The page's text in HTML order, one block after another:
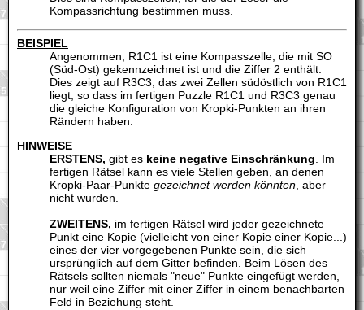
Kompassrichtung bestimmen muss.
BEISPIEL
Angenommen, R1C1 ist eine Kompasszelle, die mit SO
(Süd-Ost) gekennzeichnet ist und die Ziffer 2 enthält.
Dies zeigt auf R3C3, das zwei Zellen südöstlich von R1C1
liegt, so dass im fertigen Puzzle R1C1 und R3C3 genau
die gleiche Konfiguration von Kropki-Punkten an ihren
Rändern haben.
HINWEISE
ERSTENS, gibt es keine negative Einschränkung. Im
fertigen Rätsel kann es viele Stellen geben, an denen
Kropki-Paar-Punkte gezeichnet werden könnten, aber
nicht wurden.
ZWEITENS, im fertigen Rätsel wird jeder gezeichnete
Punkt eine Kopie (vielleicht von einer Kopie einer Kopie...)
eines der vier vorgegebenen Punkte sein, die sich
ursprünglich auf dem Gitter befinden. Beim Lösen des
Rätsels sollten niemals "neue" Punkte eingefügt werden,
nur weil eine Ziffer mit einer Ziffer in einem benachbarten
Feld in Beziehung steht.